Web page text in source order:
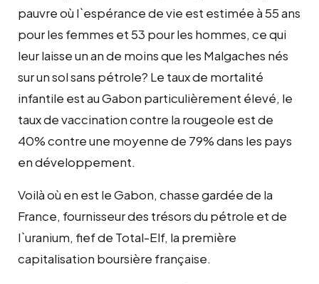
pauvre où l`espérance de vie est estimée à 55 ans
pour les femmes et 53 pour les hommes, ce qui
leur laisse un an de moins que les Malgaches nés
sur un sol sans pétrole? Le taux de mortalité
infantile est au Gabon particulièrement élevé, le
taux de vaccination contre la rougeole est de
40% contre une moyenne de 79% dans les pays
en développement.
Voilà où en est le Gabon, chasse gardée de la
France, fournisseur des trésors du pétrole et de
l`uranium, fief de Total-Elf, la première
capitalisation boursière française.